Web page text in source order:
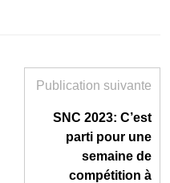
Publication suivante
SNC 2023: C’est
parti pour une
semaine de
compétition à